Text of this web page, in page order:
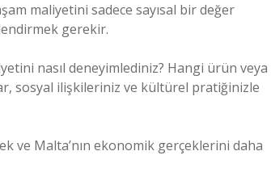
maliyetini sadece sayısal bir değer
gerekir.
nasıl deneyimlediniz? Hangi ürün veya
sosyal ilişkileriniz ve kültürel pratiğinizle
ve Malta’nın ekonomik gerçeklerini daha